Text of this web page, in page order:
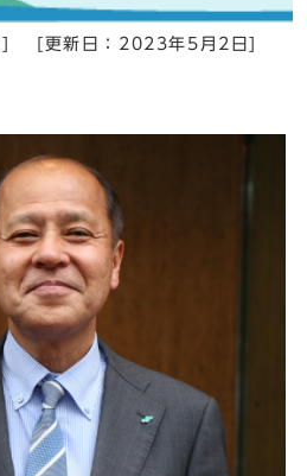
[更新日： 2023年5月2日